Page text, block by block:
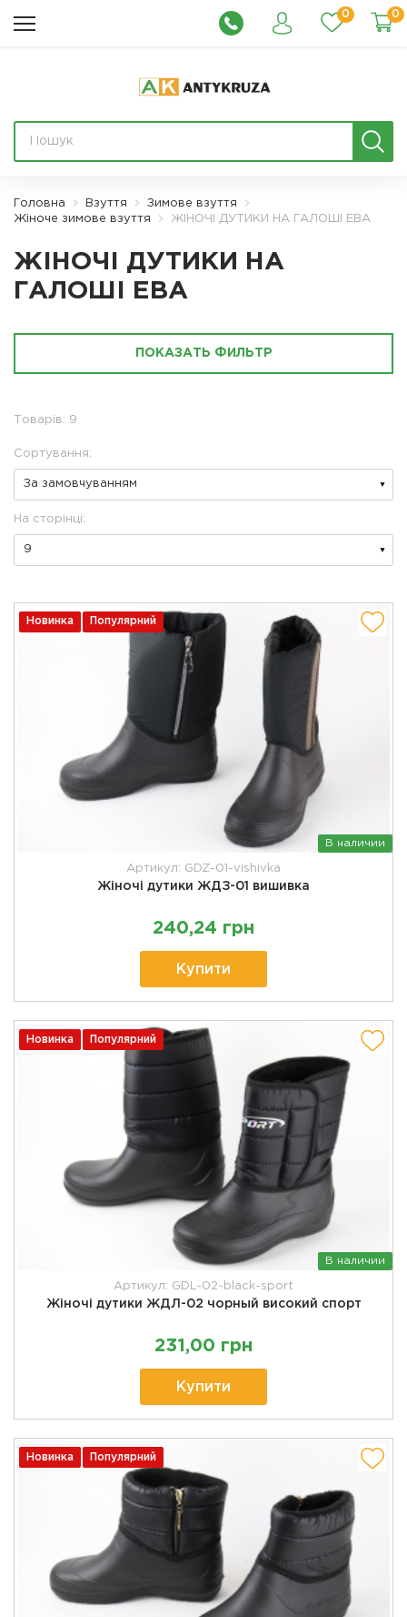
0 0
Головна Взуття
Зимове взуття
Жіноче зимове взуття
ЖІНОЧІ ДУТИКИ НА ГАЛОШІ ЕВА
ЖІНОЧІ ДУТИКИ НА
ГАЛОШІ ЕВА
ПОКАЗАТЬ ФИЛЬТР
Товарів: 9
Сортування:
На сторінці:
Новинка Популярний
В наличии
Артикул: GDZ-01-vishivka
Жіночі дутики ЖДЗ-01 вишивка
240,24 грн
Купити
Новинка Популярний
В наличии
Артикул: GDL-02-black-sport
Жіночі дутики ЖДЛ-02 чорный високий спорт
231,00 грн
Купити
Новинка Популярний